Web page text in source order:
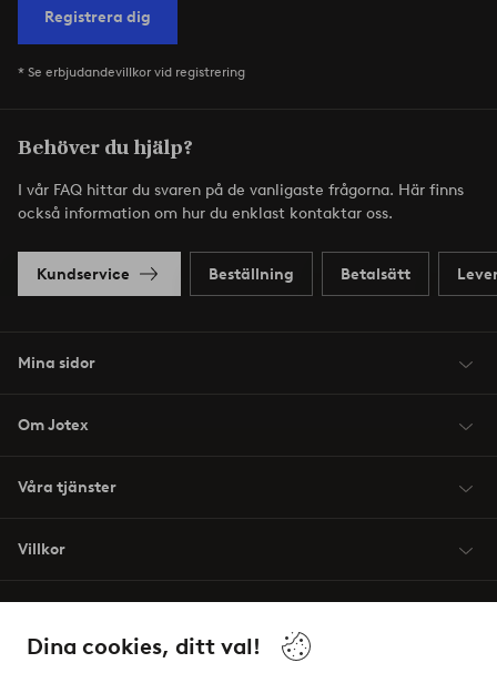
Dina cookies, ditt val!
Registrera dig
* Se erbjudandevillkor vid registrering
Behöver du hjälp?
I vår FAQ hittar du svaren på de vanligaste frågorna. Här finns
också information om hur du enklast kontaktar oss.
Kundservice Beställning Betalsätt
Mina sidor
Om Jotex
Våra tjänster
Villkor